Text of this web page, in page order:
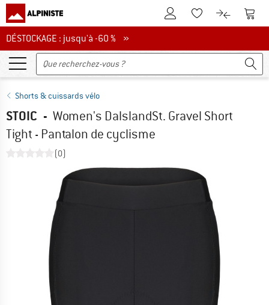
Vers le compte client
Vers la liste
Vers le
DÉSTOCKAGE : jusqu'à -60 %
DÉSTOCKAGE : jusqu'à -60 % »
Shorts & cuissards vélo
STOIC - Women's DalslandSt. Gravel Short
Tight - Pantalon de cyclisme
(0)